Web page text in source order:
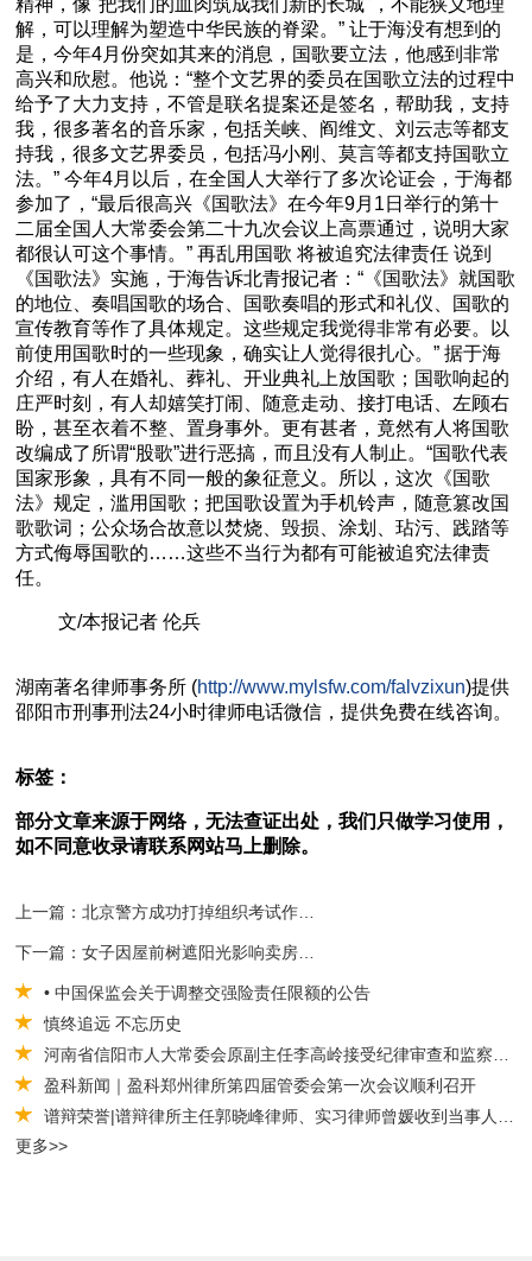
精神，像"把我们的血肉筑成我们新的长城"，不能狭义地理
解，可以理解为塑造中华民族的脊梁。” 让于海没有想到的
是，今年4月份突如其来的消息，国歌要立法，他感到非常
高兴和欣慰。他说：“整个文艺界的委员在国歌立法的过程中
给予了大力支持，不管是联名提案还是签名，帮助我，支持
我，很多著名的音乐家，包括关峡、阎维文、刘云志等都支
持我，很多文艺界委员，包括冯小刚、莫言等都支持国歌立
法。” 今年4月以后，在全国人大举行了多次论证会，于海都
参加了，“最后很高兴《国歌法》在今年9月1日举行的第十
二届全国人大常委会第二十九次会议上高票通过，说明大家
都很认可这个事情。” 再乱用国歌 将被追究法律责任 说到
《国歌法》实施，于海告诉北青报记者：“《国歌法》就国歌
的地位、奏唱国歌的场合、国歌奏唱的形式和礼仪、国歌的
宣传教育等作了具体规定。这些规定我觉得非常有必要。以
前使用国歌时的一些现象，确实让人觉得很扎心。” 据于海
介绍，有人在婚礼、葬礼、开业典礼上放国歌；国歌响起的
庄严时刻，有人却嬉笑打闹、随意走动、接打电话、左顾右
盼，甚至衣着不整、置身事外。更有甚者，竟然有人将国歌
改编成了所谓“股歌”进行恶搞，而且没有人制止。“国歌代表
国家形象，具有不同一般的象征意义。所以，这次《国歌
法》规定，滥用国歌；把国歌设置为手机铃声，随意篡改国
歌歌词；公众场合故意以焚烧、毁损、涂划、玷污、践踏等
方式侮辱国歌的……这些不当行为都有可能被追究法律责
任。
文/本报记者 伦兵
湖南著名律师事务所 (http://www.mylsfw.com/falvzixun)提供
邵阳市刑事刑法24小时律师电话微信，提供免费在线咨询。
标签：
部分文章来源于网络，无法查证出处，我们只做学习使用，
如不同意收录请联系网站马上删除。
• 中国保监会关于调整交强险责任限额的公告
慎终追远 不忘历史
河南省信阳市人大常委会原副主任李高岭接受纪律审查和监察调查
盈科新闻｜盈科郑州律所第四届管委会第一次会议顺利召开
谱辩荣誉|谱辩律所主任郭晓峰律师、实习律师曾媛收到当事人感谢奖牌！
更多>>